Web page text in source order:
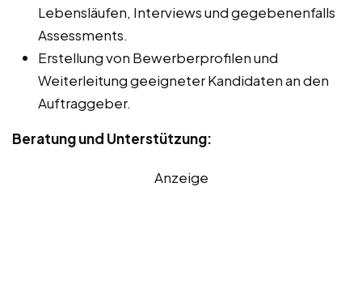
Lebensläufen, Interviews und gegebenenfalls
Assessments.
Erstellung von Bewerberprofilen und
Weiterleitung geeigneter Kandidaten an den
Auftraggeber.
Beratung und Unterstützung:
Anzeige